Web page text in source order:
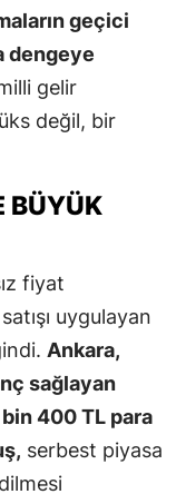
geçici
dengeye
gelir
değil, bir
BÜYÜK
fiyat
uygulayan
Ankara,
sağlayan
400 TL para
serbest piyasa